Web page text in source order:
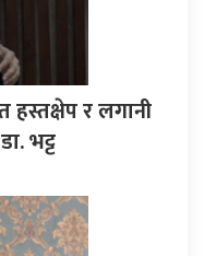
हस्तक्षेप र लगानी
भट्ट